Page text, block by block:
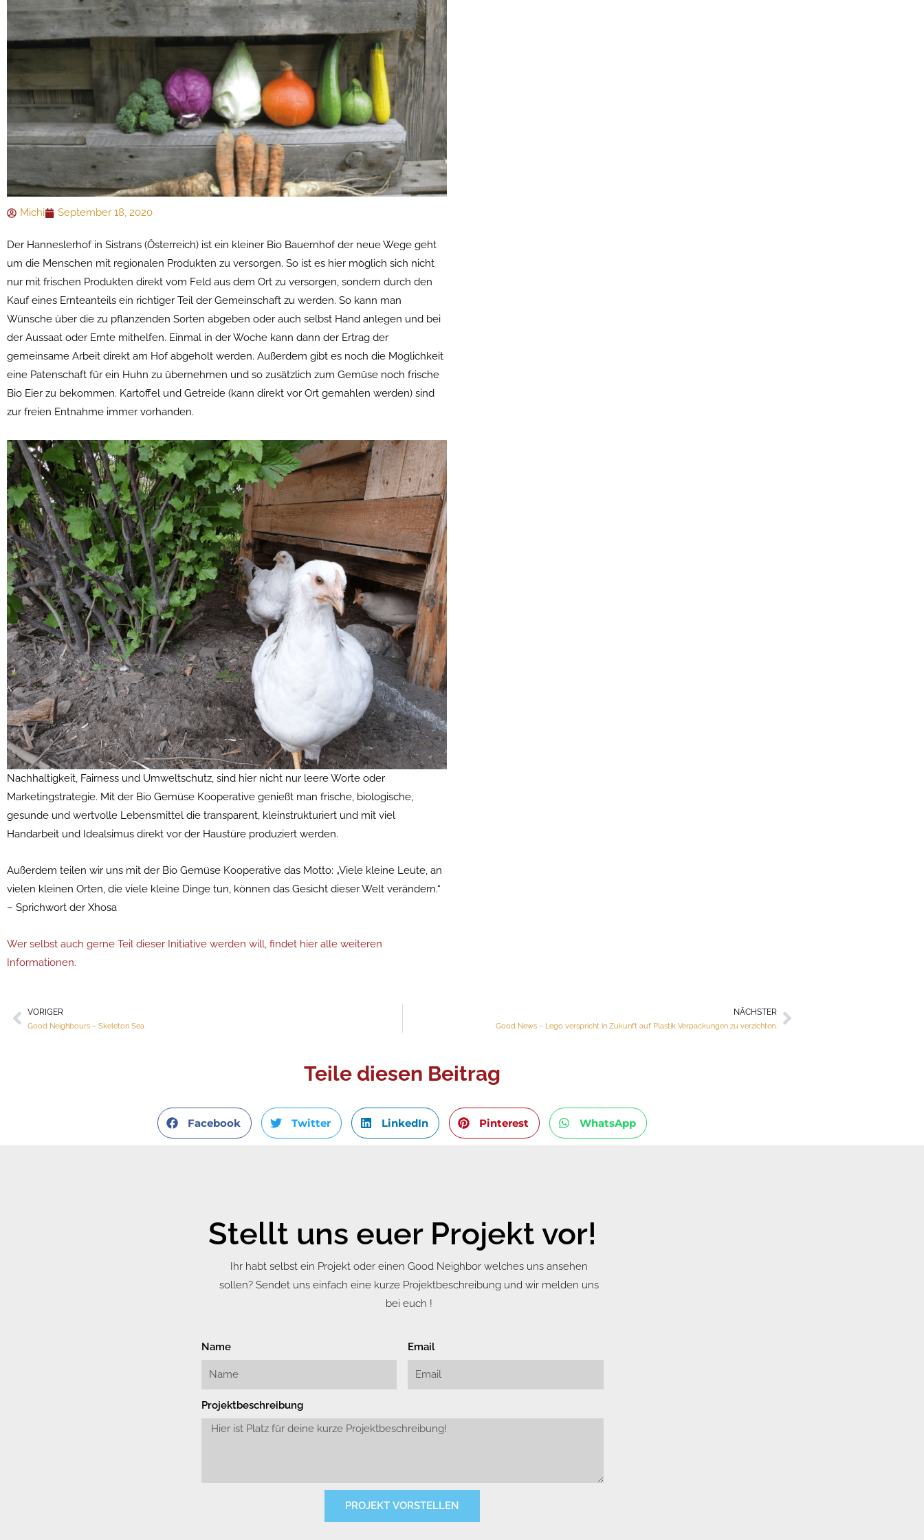
Michi September 18, 2020
Der Hanneslerhof in Sistrans (Österreich) ist ein kleiner Bio Bauernhof der neue Wege geht
um die Menschen mit regionalen Produkten zu versorgen. So ist es hier möglich sich nicht
nur mit frischen Produkten direkt vom Feld aus dem Ort zu versorgen, sondern durch den
Kauf eines Ernteanteils ein richtiger Teil der Gemeinschaft zu werden. So kann man
Wünsche über die zu pflanzenden Sorten abgeben oder auch selbst Hand anlegen und bei
der Aussaat oder Ernte mithelfen. Einmal in der Woche kann dann der Ertrag der
gemeinsame Arbeit direkt am Hof abgeholt werden. Außerdem gibt es noch die Möglichkeit
eine Patenschaft für ein Huhn zu übernehmen und so zusätzlich zum Gemüse noch frische
Bio Eier zu bekommen. Kartoffel und Getreide (kann direkt vor Ort gemahlen werden) sind
zur freien Entnahme immer vorhanden.
Nachhaltigkeit, Fairness und Umweltschutz, sind hier nicht nur leere Worte oder
Marketingstrategie. Mit der Bio Gemüse Kooperative genießt man frische, biologische,
gesunde und wertvolle Lebensmittel die transparent, kleinstrukturiert und mit viel
Handarbeit und Idealsimus direkt vor der Haustüre produziert werden.
Außerdem teilen wir uns mit der Bio Gemüse Kooperative das Motto: „Viele kleine Leute, an
vielen kleinen Orten, die viele kleine Dinge tun, können das Gesicht dieser Welt verändern.“
– Sprichwort der Xhosa
Wer selbst auch gerne Teil dieser Initiative werden will, findet hier alle weiteren
Informationen.
Zurück
VORIGER
Good Neighbours – Skeleton Sea
NÄCHSTER
Good News – Lego verspricht in Zukunft auf Plastik Verpackungen zu verzichten.Nächster
Teile diesen Beitrag
Facebook Twitter LinkedIn Pinterest WhatsApp
Stellt uns euer Projekt vor!
Ihr habt selbst ein Projekt oder einen Good Neighbor welches uns ansehen
sollen? Sendet uns einfach eine kurze Projektbeschreibung und wir melden uns
bei euch !
Name Email
Projektbeschreibung
PROJEKT VORSTELLEN